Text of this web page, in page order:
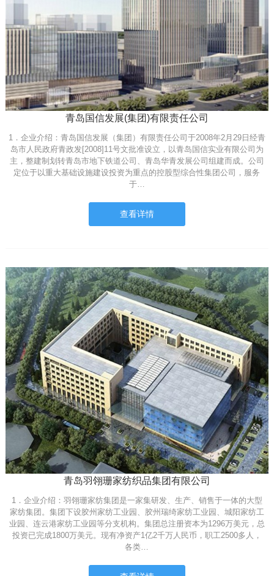
青岛国信发展(集团)有限责任公司
1．企业介绍：青岛国信发展（集团）有限责任公司于2008年2月29日经青
岛市人民政府青政发[2008]11号文批准设立，以青岛国信实业有限公司为
主，整建制划转青岛市地下铁道公司、青岛华青发展公司组建而成。公司
定位于以重大基础设施建设投资为重点的控股型综合性集团公司，服务
于…
查看详情
青岛羽翎珊家纺织品集团有限公司
1．企业介绍：羽翎珊家纺集团是一家集研发、生产、销售于一体的大型
家纺集团。集团下设胶州家纺工业园、胶州瑞绮家纺工业园、城阳家纺工
业园、连云港家纺工业园等分支机构。集团总注册资本为1296万美元，总
投资已完成1800万美元。现有净资产1亿2千万人民币，职工2500多人，
各类…